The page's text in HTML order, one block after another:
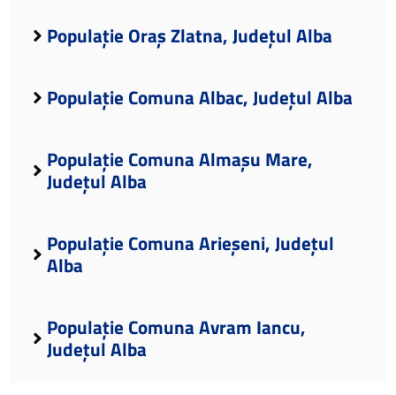
Populație Oraș Zlatna, Județul Alba
Populație Comuna Albac, Județul Alba
Populație Comuna Almașu Mare,
Județul Alba
Populație Comuna Arieșeni, Județul
Alba
Populație Comuna Avram Iancu,
Județul Alba